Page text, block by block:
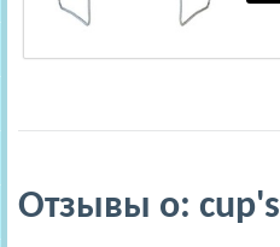
Отзывы о: cup's